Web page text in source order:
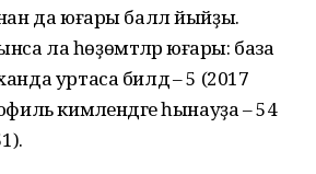
да юғары балл йыйҙы.
ла һөҙөмтәләр юғары: база
уртаса билдә – 5 (2017
кимәлендәге һынауҙа – 54